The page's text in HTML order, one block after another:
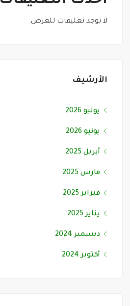
لا توجد تعليقات للعرض.
الأرشيف
يوليو 2026
يونيو 2026
أبريل 2025
مارس 2025
فبراير 2025
يناير 2025
ديسمبر 2024
أكتوبر 2024